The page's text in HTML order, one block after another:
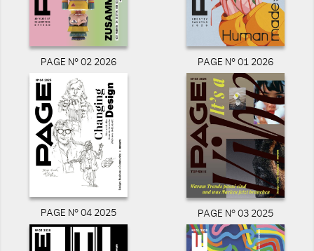
PAGE N° 02 2026 PAGE N° 01 2026
PAGE N° 04 2025 PAGE N° 03 2025